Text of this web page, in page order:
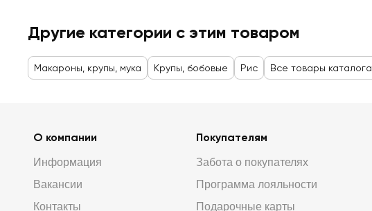
Другие категории с этим товаром
Макароны, крупы, мука Крупы, бобовые Рис Все товары каталога
О компании
Информация
Вакансии
Контакты
Покупателям
Забота о покупателях
Программа лояльности
Подарочные карты